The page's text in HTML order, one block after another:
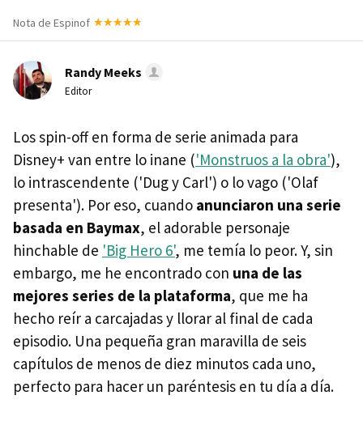
Nota de Espinof
Randy Meeks
Editor
Los spin-off en forma de serie animada para
Disney+ van entre lo inane ('Monstruos a la obra'),
lo intrascendente ('Dug y Carl') o lo vago ('Olaf
presenta'). Por eso, cuando anunciaron una serie
basada en Baymax, el adorable personaje
hinchable de 'Big Hero 6', me temía lo peor. Y, sin
embargo, me he encontrado con una de las
mejores series de la plataforma, que me ha
hecho reír a carcajadas y llorar al final de cada
episodio. Una pequeña gran maravilla de seis
capítulos de menos de diez minutos cada uno,
perfecto para hacer un paréntesis en tu día a día.